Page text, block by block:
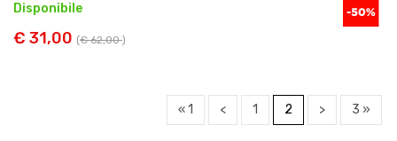
Disponibile
€ 31,00 (€ 62,00)
« 1 < 1 2 > 3 »